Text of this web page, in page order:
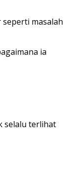
masalah
ia
selalu terlihat